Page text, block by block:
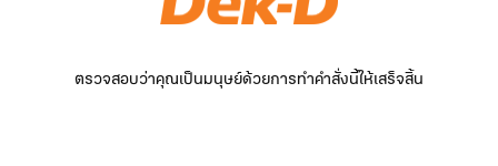
ตรวจสอบว่าคุณเป็นมนุษย์ด้วยการทำคำสั่งนี้ให้เสร็จสิ้น